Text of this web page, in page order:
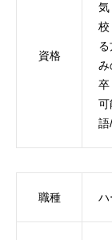
資格
気
み
卒
可
語
職種 ハ